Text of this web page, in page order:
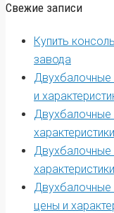
Свежие записи
Купить
завода
и
цены и